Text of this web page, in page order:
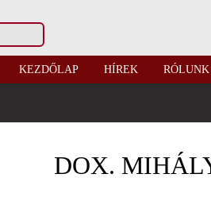
KEZDŐLAP HÍREK RÓLUNK
DOX.